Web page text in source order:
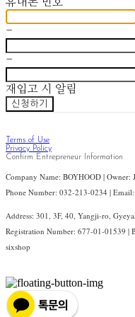
-
-
재입고 시 알림
신청하기
Terms of Use
Privacy Policy
Confirm Entrepreneur Information
Company Name: BOYHOOD |
Phone Number: 032-213-0234 |
Address: 301, 3F, 40, Yangji-ro,
Registration Number: 677-01-01539 |
sixshop